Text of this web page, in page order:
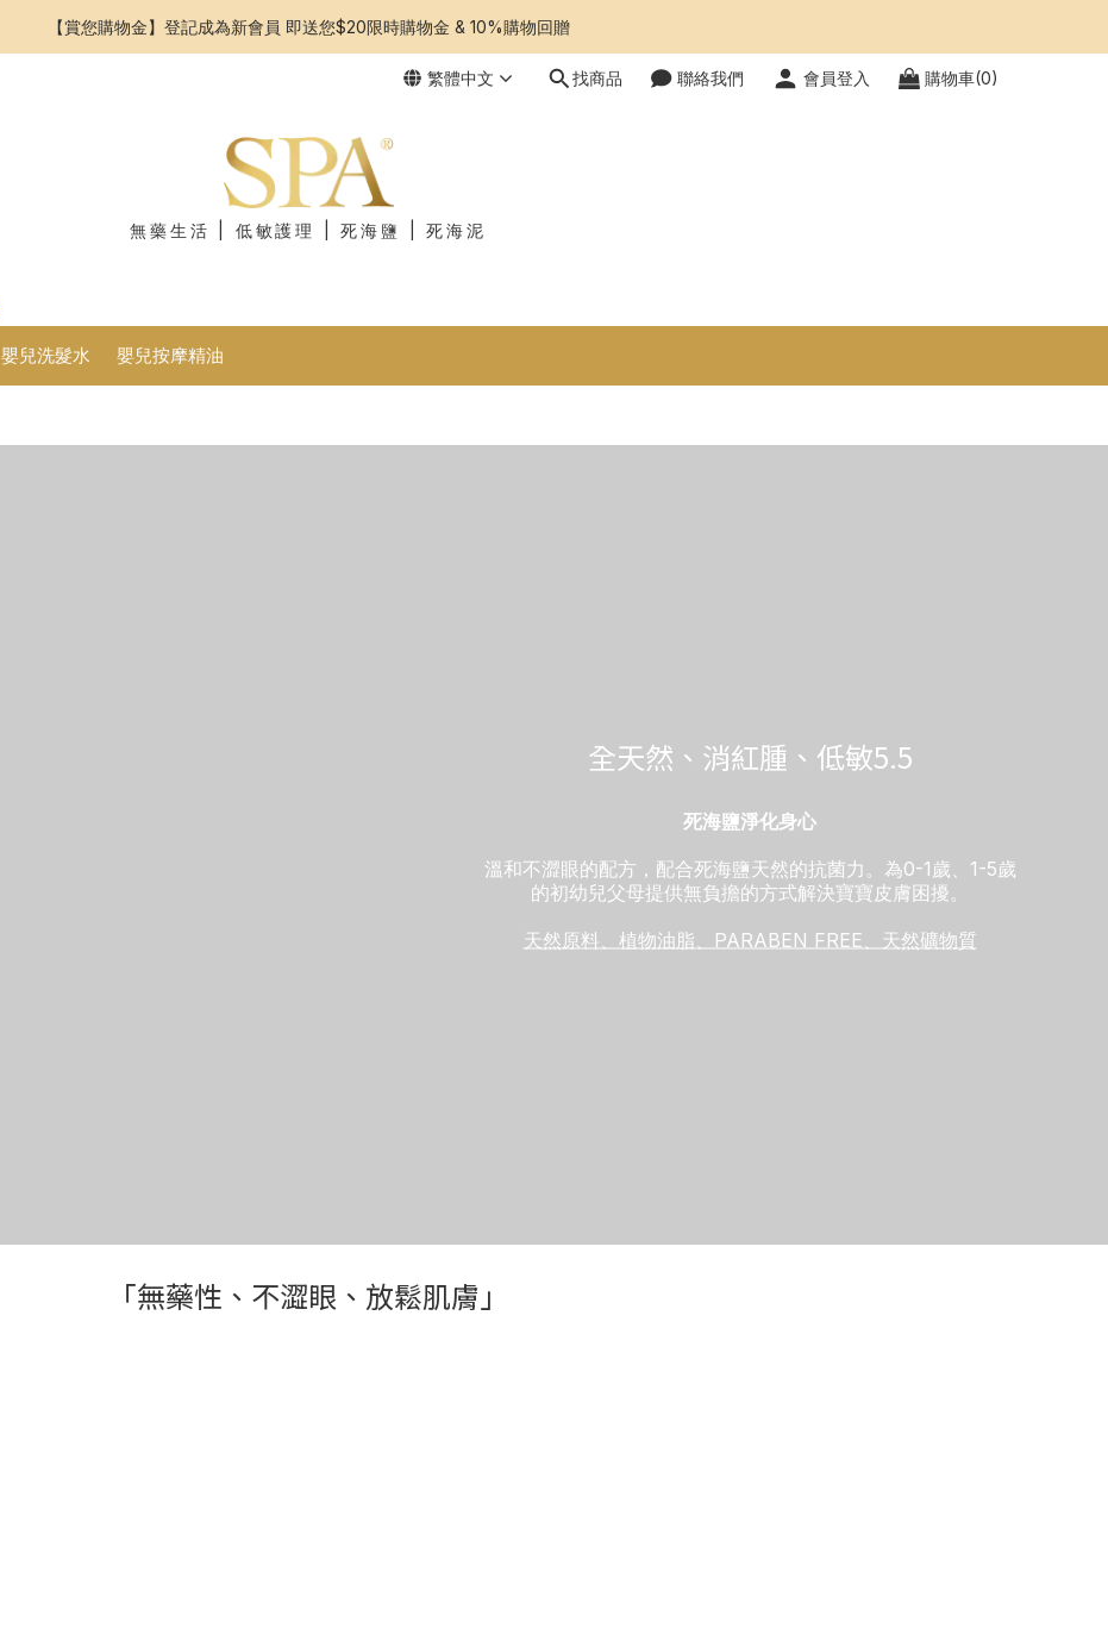
【賞您購物金】登記成為新會員 即送您$20限時購物金 & 10%購物回贈
繁體中文 找商品 聯絡我們 會員登入 購物車(0)
無藥生活 | 低敏護理 | 死海鹽 | 死海泥
嬰兒洗髮水 嬰兒按摩精油
全天然、消紅腫、低敏5.5
死海鹽淨化身心
溫和不澀眼的配方，配合死海鹽天然的抗菌力。為0-1歲、1-5歲
的初幼兒父母提供無負擔的方式解決寶寶皮膚困擾。
天然原料、植物油脂、PARABEN FREE、天然礦物質
「無藥性、不澀眼、放鬆肌膚」